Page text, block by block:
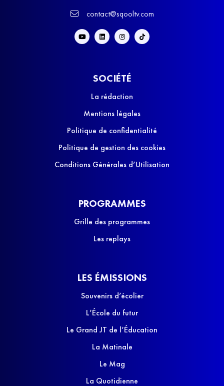
contact@sqooltv.com
SOCIÉTÉ
La rédaction
Mentions légales
Politique de confidentialité
Politique de gestion des cookies
Conditions Générales d’Utilisation
PROGRAMMES
Grille des programmes
Les replays
LES ÉMISSIONS
Souvenirs d’écolier
L’École du futur
Le Grand JT de l’Éducation
La Matinale
Le Mag
La Quotidienne